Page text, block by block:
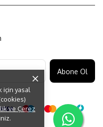
için yasal
ve Çerez
Abone Ol